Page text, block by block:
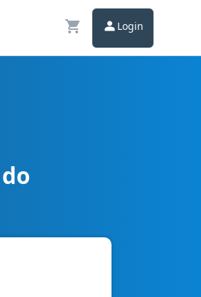
Login